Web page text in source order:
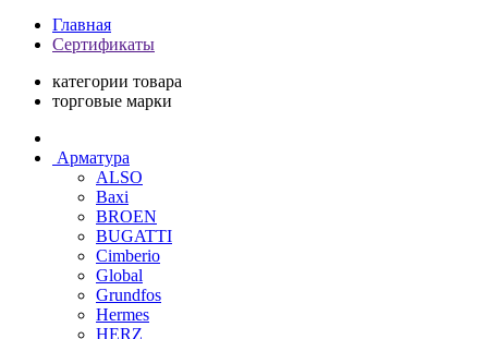
Главная
Сертификаты
категории товара
торговые марки
Арматура
ALSO
Baxi
BROEN
BUGATTI
Cimberio
Global
Grundfos
Hermes
HERZ